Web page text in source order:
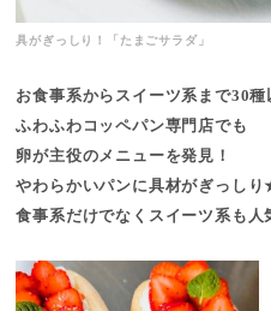
具がぎっしり！「たまごサラダ」
お食事系からスイーツ系まで30種
ふわふわコッペパン専門店でも
卵が主役のメニューを発見！
やわらかいパンに具材がぎっし
食事系だけでなくスイーツ系も人